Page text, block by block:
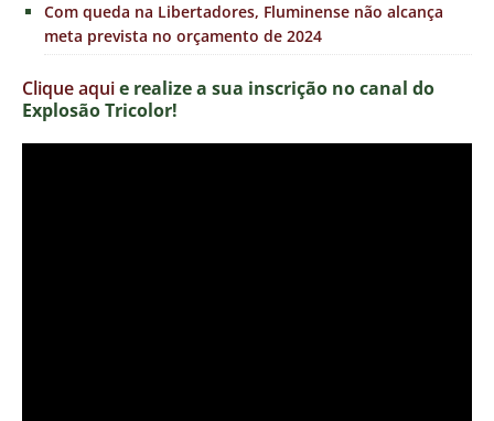
Com queda na Libertadores, Fluminense não alcança
meta prevista no orçamento de 2024
Clique aquie realize a sua inscrição no canal do
Explosão Tricolor!